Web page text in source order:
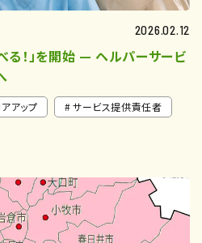
2026.02.12
る！」を開始 — ヘルパーサービ
アップ
サービス提供責任者